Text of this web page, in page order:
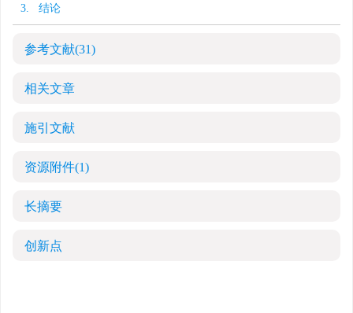
3. 结论
参考文献(31)
相关文章
施引文献
资源附件(1)
长摘要
创新点